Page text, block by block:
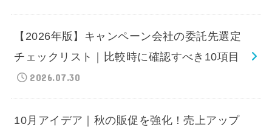
【2026年版】キャンペーン会社の委託先選定
チェックリスト｜比較時に確認すべき10項目
2026.07.30
10月アイデア｜秋の販促を強化！売上アップ